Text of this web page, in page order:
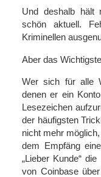
Und deshalb hält
schön aktuell.
Kriminellen
Aber das
Wer sich für alle
denen er ein
Lesezeichen
der häufigsten
nicht mehr
dem Empfäng
„Lieber Kunde“
von Coinbase